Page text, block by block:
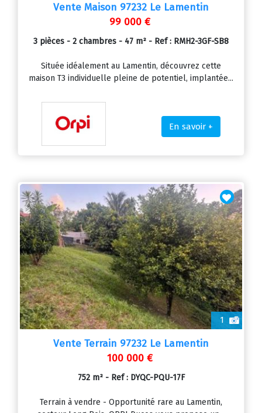
Vente Maison 97232 Le Lamentin
99 000 €
3 pièces - 2 chambres - 47 m² - Ref : RMH2-3GF-SB8
Située idéalement au Lamentin, découvrez cette
maison T3 individuelle pleine de potentiel, implantée...
En savoir +
1
Vente Terrain 97232 Le Lamentin
100 000 €
752 m² - Ref : DYQC-PQU-17F
Terrain à vendre - Opportunité rare au Lamentin,